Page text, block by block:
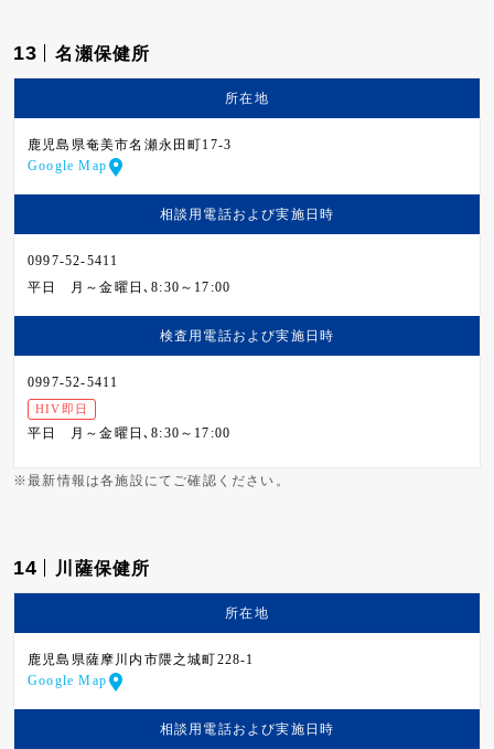
13 名瀬保健所
所在地
鹿児島県奄美市名瀬永田町17-3
Google Map
相談用電話および実施日時
0997-52-5411
平日
月～金曜日､8:30～17:00
検査用電話および実施日時
0997-52-5411
HIV即日
平日 月～金曜日､8:30～17:00
※最新情報は各施設にてご確認ください。
14 川薩保健所
所在地
鹿児島県薩摩川内市隈之城町228-1
Google Map
相談用電話および実施日時